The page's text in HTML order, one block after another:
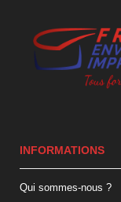
INFORMATIONS
Qui sommes-nous ?